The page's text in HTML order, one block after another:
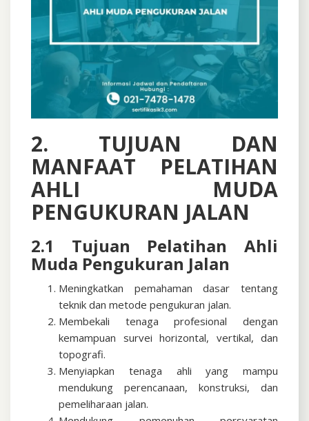
2. TUJUAN DAN
MANFAAT PELATIHAN
AHLI MUDA
PENGUKURAN JALAN
2.1 Tujuan Pelatihan Ahli
Muda Pengukuran Jalan
Meningkatkan pemahaman dasar tentang
teknik dan metode pengukuran jalan.
Membekali tenaga profesional dengan
kemampuan survei horizontal, vertikal, dan
topografi.
Menyiapkan tenaga ahli yang mampu
mendukung perencanaan, konstruksi, dan
pemeliharaan jalan.